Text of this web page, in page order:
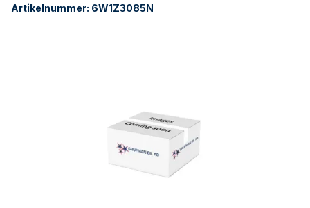
Artikelnummer: 6W1Z3085N